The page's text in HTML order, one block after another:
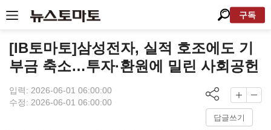
구독
[IB토마토]삼성전자, 실적 호조에도 기
부금 축소…투자·환원에 밀린 사회공헌
입력: 2026-06-01 06:00:00
수정: 2026-06-01 06:00:00
답글쓰기